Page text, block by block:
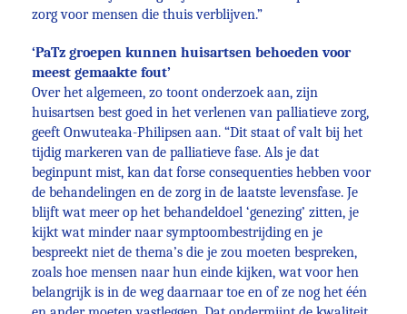
zorg voor mensen die thuis verblijven.”
‘PaTz groepen kunnen huisartsen behoeden voor
meest gemaakte fout’
Over het algemeen, zo toont onderzoek aan, zijn
huisartsen best goed in het verlenen van palliatieve zorg,
geeft Onwuteaka-Philipsen aan. “Dit staat of valt bij het
tijdig markeren van de palliatieve fase. Als je dat
beginpunt mist, kan dat forse consequenties hebben voor
de behandelingen en de zorg in de laatste levensfase. Je
blijft wat meer op het behandeldoel ‘genezing’ zitten, je
kijkt wat minder naar symptoombestrijding en je
bespreekt niet de thema’s die je zou moeten bespreken,
zoals hoe mensen naar hun einde kijken, wat voor hen
belangrijk is in de weg daarnaar toe en of ze nog het één